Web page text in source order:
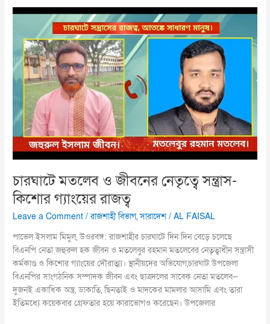
চারঘাটে মতলেব ও জীবনের নেতৃত্বে সন্ত্রাস-
কিশোর গ্যাংয়ের রাজত্ব
Leave a Comment /রাজশাহী বিভাগ,সারাদেশ /AL FAISAL
পাভেল ইসলাম মিমুল, উওরবঙ্গ: রাজশাহীর চারঘাটে দিন দিন বেড়ে চলেছে
বিএনপি নেতা জহুরুল হক জীবন ও মতলেবুর রহমান মতলেবের নেতৃত্বাধীন সন্ত্রাসী
কর্মকাণ্ড ও কিশোর গ্যাংয়ের দৌরাত্ম্য। স্থানীয়দের অভিযোগ,চারঘাট উপজেলা
বিএনপির সাংগঠনিক সম্পাদক জীবন এবং ছাত্রদলের সাবেক নেতা মতলেব—
দুজনই একাধিক অস্ত্র, ডাকাতি, ছিনতাই ও মাদকের মামলার আসামি এবং তারা
ইতিমধ্যে কয়েকবার গ্রেফতার হয়ে কারাভোগও করেছেন। উপজেলার
চারঘাটে
জীবনের
নেতৃত্বে
সন্ত্রাস-
কিশোর
গ্যাংয়ের
রাজত্ব